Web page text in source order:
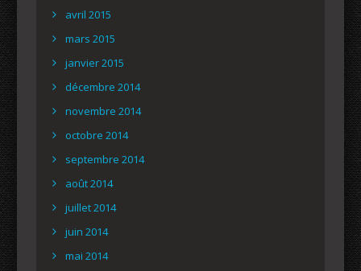
avril 2015
mars 2015
janvier 2015
décembre 2014
novembre 2014
octobre 2014
septembre 2014
août 2014
juillet 2014
juin 2014
mai 2014